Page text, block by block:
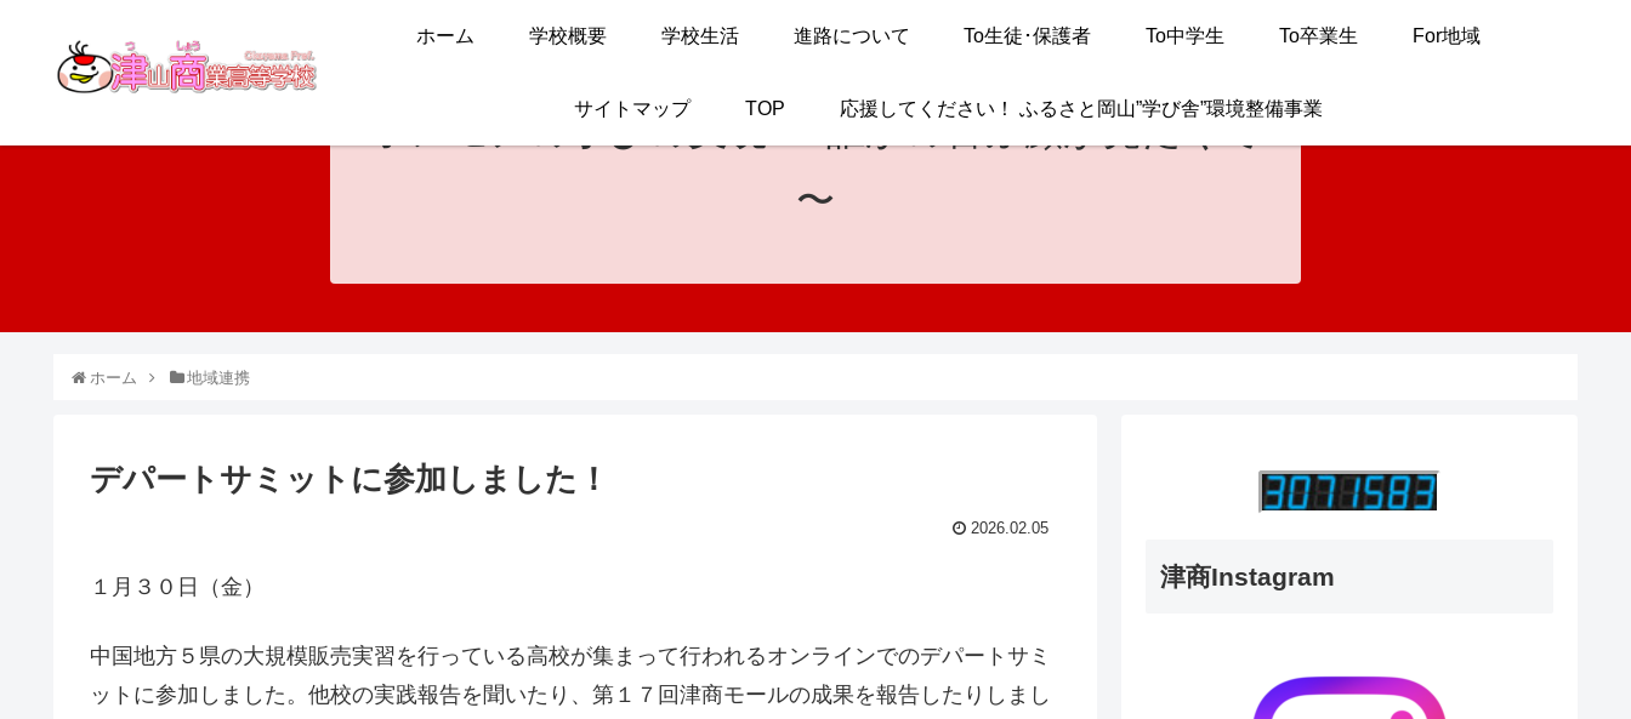
ホーム 学校概要 学校生活 進路について To生徒･保護者 To中学生 To卒業生 For地域
サイトマップ TOP 応援してください！ ふるさと岡山”学び舎”環境整備事業
ホンモノの学びの実現
〜 誰かの喜ぶ顔が見たくて
〜
ホーム 地域連携
デパートサミットに参加しました！
2026.02.05
１月３０日（金）
中国地方５県の大規模販売実習を行っている高校が集まって行われるオンラインでのデパートサミ
ットに参加しました。他校の実践報告を聞いたり、第１７回津商モールの成果を報告したりしまし
津商Instagram